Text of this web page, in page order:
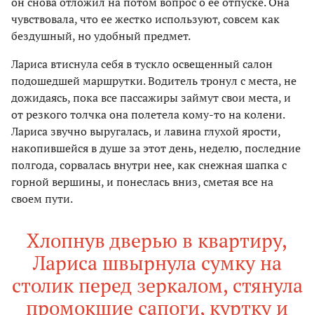
чувствовала, что ее жестко используют, совсем как
бездушный, но удобный предмет.
Лариса втиснула себя в тускло освещенный салон
подошедшей маршрутки. Водитель тронул с места, не
дожидаясь, пока все пассажиры займут свои места, и
от резкого толчка она полетела кому-то на колени.
Лариса звучно выругалась, и лавина глухой ярости,
накопившейся в душе за этот день, неделю, последние
полгода, сорвалась внутри нее, как снежная шапка с
горной вершины, и понеслась вниз, сметая все на
своем пути.
Хлопнув дверью в квартиру,
Лариса швырнула сумку на
столик перед зеркалом, стянула
промокшие сапоги, куртку и